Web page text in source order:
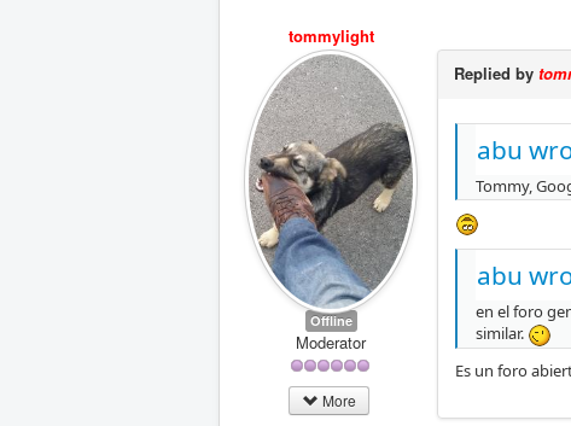
tommylight
Offline
Moderator
More
Replied by
abu
Tommy,
abu
en el foro
similar.
Es un foro